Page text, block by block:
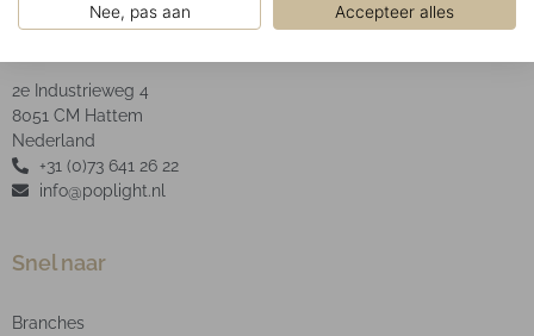
Nee, pas aan Accepteer alles
POP Light B.V.
2e Industrieweg 4
8051 CM Hattem
Nederland
+31 (0)73 641 26 22
info@poplight.nl
Snel naar
Branches